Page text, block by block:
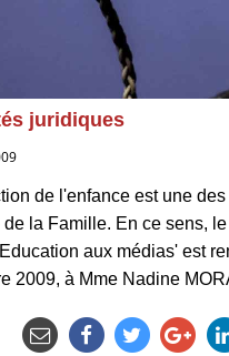
juridiques
de l'enfance est une
de la Famille. En ce sens,
aux médias' est
2009, à Mme Nadine